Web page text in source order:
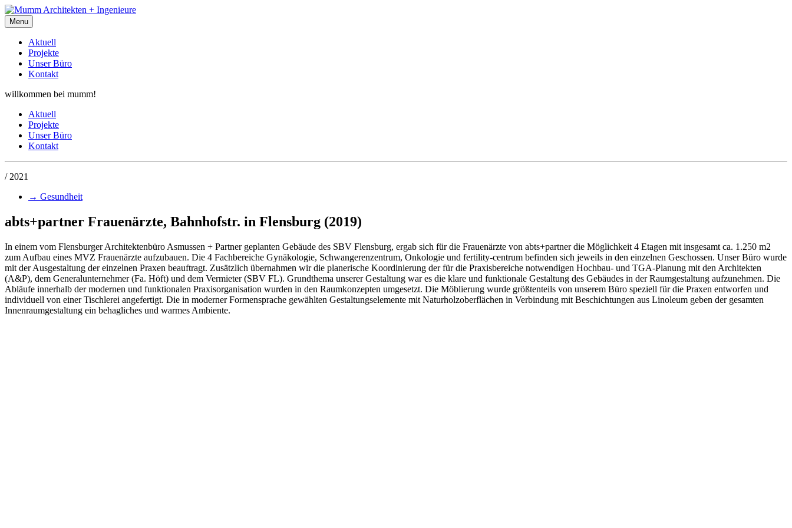
Menu
Aktuell
Projekte
Unser Büro
Kontakt
willkommen bei mumm!
Aktuell
Projekte
Unser Büro
Kontakt
/ 2021
→ Gesundheit
abts+partner Frauenärzte, Bahnhofstr. in Flensburg (2019)
In einem vom Flensburger Architektenbüro Asmussen + Partner geplanten Gebäude des SBV Flensburg, ergab sich für die Frauenärzte von abts+partner die Möglichkeit 4 Etagen mit insgesamt ca. 1.250 m2
zum Aufbau eines MVZ Frauenärzte aufzubauen. Die 4 Fachbereiche Gynäkologie, Schwangerenzentrum, Onkologie und fertility-centrum befinden sich jeweils in den einzelnen Geschossen. Unser Büro wurde
mit der Ausgestaltung der einzelnen Praxen beauftragt. Zusätzlich übernahmen wir die planerische Koordinierung der für die Praxisbereiche notwendigen Hochbau- und TGA-Planung mit den Architekten
(A&P), dem Generalunternehmer (Fa. Höft) und dem Vermieter (SBV FL). Grundthema unserer Gestaltung war es die klare und funktionale Gestaltung des Gebäudes in der Raumgestaltung aufzunehmen. Die
Abläufe innerhalb der modernen und funktionalen Praxisorganisation wurden in den Raumkonzepten umgesetzt. Die Möblierung wurde größtenteils von unserem Büro speziell für die Praxen entworfen und
individuell von einer Tischlerei angefertigt. Die in moderner Formensprache gewählten Gestaltungselemente mit Naturholzoberflächen in Verbindung mit Beschichtungen aus Linoleum geben der gesamten
Innenraumgestaltung ein behagliches und warmes Ambiente.